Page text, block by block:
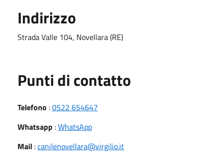
Indirizzo
Strada Valle 104, Novellara (RE)
Punti di contatto
Telefono :0522 654647
Whatsapp :WhatsApp
Mail :canilenovellara@virgilio.it